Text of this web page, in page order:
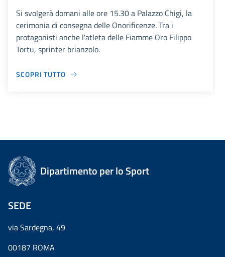
Si svolgerà domani alle ore 15.30 a Palazzo Chigi, la
cerimonia di consegna delle Onorificenze. Tra i
protagonisti anche l'atleta delle Fiamme Oro Filippo
Tortu, sprinter brianzolo.
SCOPRI TUTTO
Dipartimento per lo Sport
SEDE
via Sardegna, 49
00187 ROMA